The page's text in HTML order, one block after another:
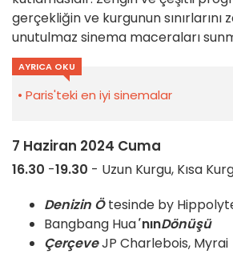
gerçekliğin ve kurgunun sınırlarını
unutulmaz sinema maceraları
AYRICA OKU
Paris'teki en iyi sinemalar
7 Haziran 2024 Cuma
16.30 -19.30 - Uzun Kurgu, Kısa
Denizin Ötesinde by
Bangbang HuanınDönüşü
ÇerçeveJP Charlebois, Myrai